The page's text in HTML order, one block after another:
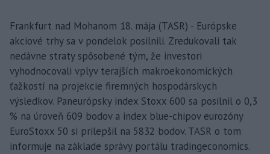
Frankfurt nad Mohanom 18. mája (TASR) - Európske
akciové trhy sa v pondelok posilnili. Zredukovali tak
nedávne straty spôsobené tým, že investori
vyhodnocovali vplyv terajších makroekonomických
ťažkostí na projekcie firemných hospodárskych
výsledkov. Paneurópsky index Stoxx 600 sa posilnil o 0,3
% na úroveň 609 bodov a index blue-chipov eurozóny
EuroStoxx 50 si prilepšil na 5832 bodov. TASR o tom
informuje na základe správy portálu tradingeconomics.